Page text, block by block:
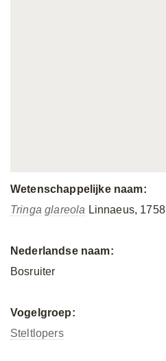
Wetenschappelijke naam:
Tringa glareola Linnaeus, 1758
Nederlandse naam:
Bosruiter
Vogelgroep:
Steltlopers